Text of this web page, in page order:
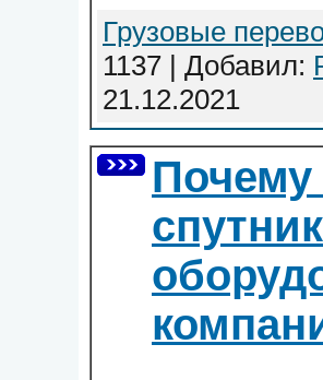
Грузовые
1137 | Добавил:
21.12.2021
Почему